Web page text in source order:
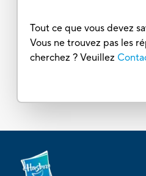
Tout ce que vous devez
Vous ne trouvez pas les
cherchez ? Veuillez